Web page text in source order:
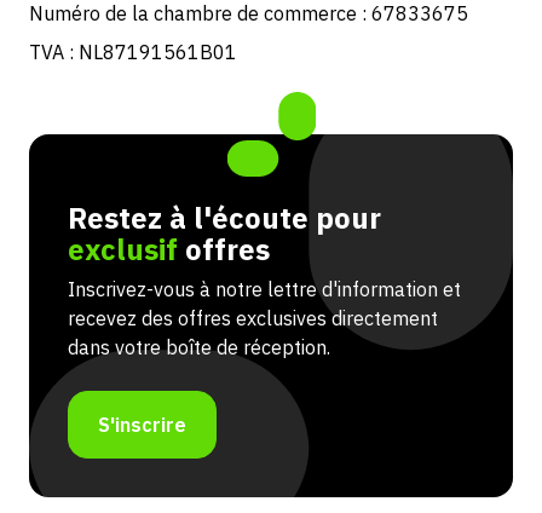
Numéro de la chambre de commerce : 67833675
TVA : NL87191561B01
Restez à l'écoute pour
exclusif offres
Inscrivez-vous à notre lettre d'information et
recevez des offres exclusives directement
dans votre boîte de réception.
S'inscrire